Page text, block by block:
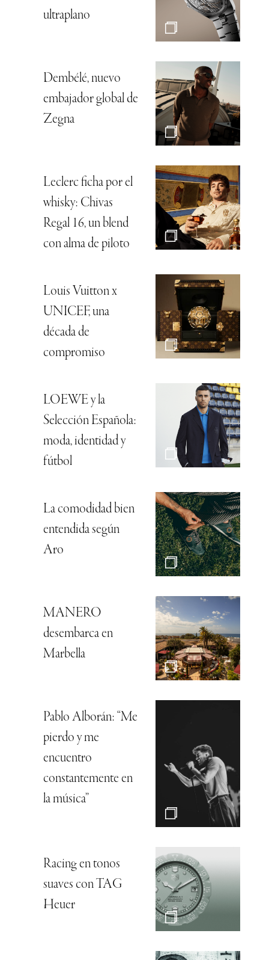
ultraplano
Dembélé, nuevo
embajador global de
Zegna
Leclerc ficha por el
whisky: Chivas
Regal 16, un blend
con alma de piloto
Louis Vuitton x
UNICEF, una
década de
compromiso
LOEWE y la
Selección Española:
moda, identidad y
fútbol
La comodidad bien
entendida según
Aro
MANERO
desembarca en
Marbella
Pablo Alborán: “Me
pierdo y me
encuentro
constantemente en
la música”
Racing en tonos
suaves con TAG
Heuer